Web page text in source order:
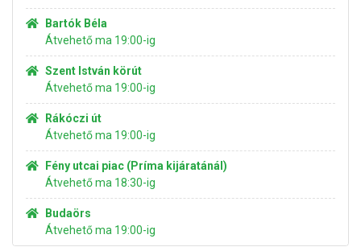
Bartók Béla
Átvehető ma 19:00-ig
Szent István körút
Átvehető ma 19:00-ig
Rákóczi út
Átvehető ma 19:00-ig
Fény utcai piac (Príma kijáratánál)
Átvehető ma 18:30-ig
Budaörs
Átvehető ma 19:00-ig